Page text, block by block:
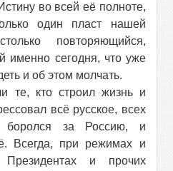
во всей её полноте,
один пласт нашей
повторяющийся,
именно сегодня, что уже
и об этом молчать.
те, кто строил жизнь и
всё русское, всех
боролся за Россию, и
Всегда, при режимах и
и прочих